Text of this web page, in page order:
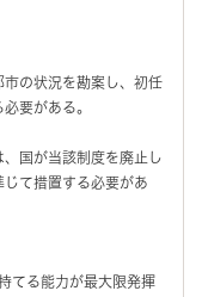
市の状況を勘案し、初任
要がある。
国が当該制度を廃止し
て措置する必要があ
てる能力が最大限発揮